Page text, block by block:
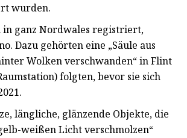
wurden.
in ganz Nordwales registriert,
Dazu gehörten eine „Säule aus
Wolken verschwanden“ in Flint
folgten, bevor sie sich
längliche, glänzende Objekte, die
weißen Licht verschmolzen“